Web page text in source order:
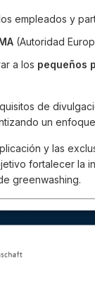
empleados y
(Autoridad
a los pequeños
de
un
y las
fortalecer la
greenwashing.